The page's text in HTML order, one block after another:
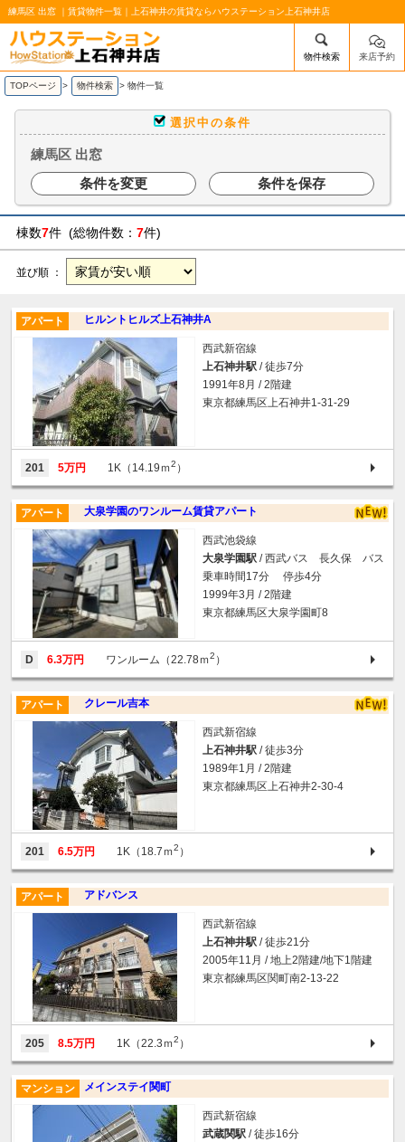
練馬区 出窓 ｜賃貸物件一覧｜上石神井の賃貸ならハウステーション上石神井店
/mobile_img/head-logo.png
物件検索 来店予約
TOPページ > 物件検索 > 物件一覧
選択中の条件
練馬区 出窓
条件を変更
条件を保存
棟数7件 (総物件数： 7件)
並び順 ：
ヒルントヒルズ上石神井A
アパート
西武新宿線
上石神井駅 / 徒歩7分
1991年8月 / 2階建
東京都練馬区上石神井1-31-29
201 5万円 1K（14.19ｍ2 ）
大泉学園のワンルーム賃貸アパート
アパート
西武池袋線
大泉学園駅 / 西武バス 長久保 バス
乗車時間17分 停歩4分
1999年3月 / 2階建
東京都練馬区大泉学園町8
D 6.3万円 ワンルーム（22.78ｍ2 ）
クレール吉本
アパート
西武新宿線
上石神井駅 / 徒歩3分
1989年1月 / 2階建
東京都練馬区上石神井2-30-4
201 6.5万円 1K（18.7ｍ2 ）
アドバンス
アパート
西武新宿線
上石神井駅 / 徒歩21分
2005年11月 / 地上2階建/地下1階建
東京都練馬区関町南2-13-22
205 8.5万円 1K（22.3ｍ2 ）
メインステイ関町
マンション
西武新宿線
武蔵関駅 / 徒歩16分